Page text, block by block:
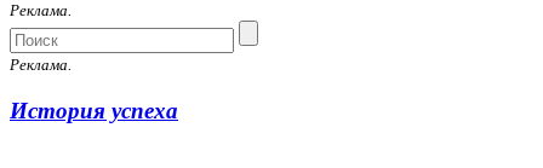
Реклама.
Реклама.
История успеха